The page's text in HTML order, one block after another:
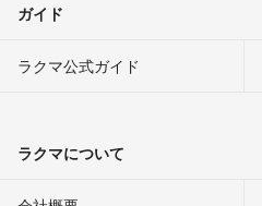
ガイド
ラクマ公式ガイド
ラクマについて